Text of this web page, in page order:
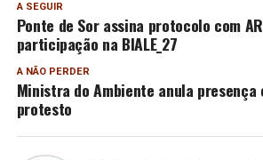
A SEGUIR
Ponte de Sor assina protocolo com
participação na BIALE_27
A NÃO PERDER
Ministra do Ambiente anula presença
protesto